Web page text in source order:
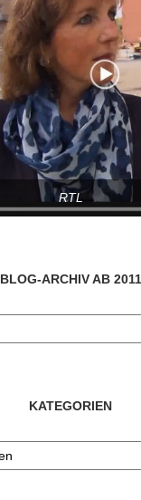
RTL
BLOG-ARCHIV AB 2011
KATEGORIEN